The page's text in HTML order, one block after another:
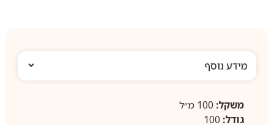
מידע נוסף
משקל:100 מ״ל
גודל:100